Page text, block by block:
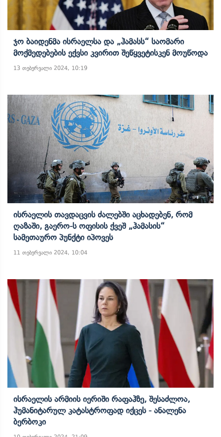
Ჯო Ბაიდენმა Ისრაელსა Და „ჰამასს“ Საომარი
Მოქმედებების Ექვსი Კვირით Შეწყვეტისკენ Მოუწოდა
13 თებერვალი 2024, 10:19
Ისრაელის Თავდაცვის Ძალებში Აცხადებენ, Რომ
Ღაზაში, Გაერო-Ს Ოფისის Ქვეშ „ჰამასის“
Სამეთაურო Პუნქტი Იპოვეს
11 თებერვალი 2024, 10:04
Ისრაელის Არმიის Იერიში Რაფაჰზე, Შესაძლოა,
Ჰუმანიტარულ Კატასტროფად Იქცეს - Ანალენა
Ბერბოკი